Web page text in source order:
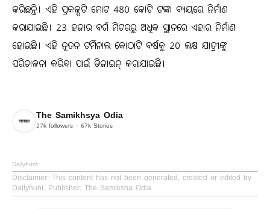
କରିଛନ୍ତି। ଏହି ପ୍ରକଳ୍ପଟି ମୋଟ 480 କୋଟି ଟଙ୍କା ବ୍ୟୟରେ ନିର୍ମାଣ
କରାଯାଇଛି। 23 ହଜାର ବର୍ଗ ମିଟରରୁ ଅଧିକ ସ୍ଥାନରେ ଏହାର ନିର୍ମାଣ
ହୋଇଛି। ଏହି ନୂତନ ଟର୍ମିନାଲ କୋଠାଟି ବର୍ଷକୁ 20 ଲକ୍ଷ ଯାତ୍ରୀଙ୍କୁ
ପରିଚାଳନା କରିବା ପାଇଁ ଡିଜାଇନ୍ କରାଯାଇଛି।
The Samikhsya Odia
27k followers 67k Stories
Dailyhunt
Disclaimer: This content has not been generated, created or edited by
Dailyhunt. Publisher: The Samiksha Odia